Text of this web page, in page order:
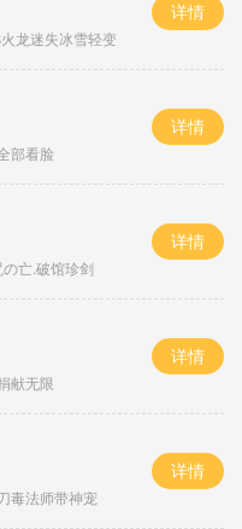
龙迷失冰雪轻变
详情
部看脸
详情
亡.破馆珍剑
详情
献无限
详情
毒法师带神宠
详情